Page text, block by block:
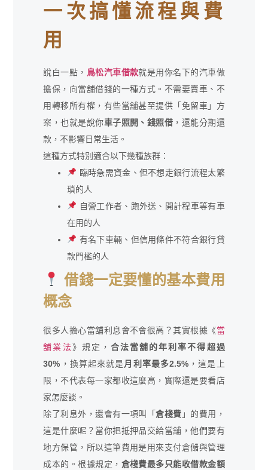
一次搞懂流程與費
用
說白一點， 鳥松汽車借款就是用你名下的汽車做
擔保，向當舖借錢的一種方式。不需要賣車、不
用轉移所有權，有些當舖甚至提供「免留車」方
案，也就是說你車子照開、錢照借 ，還能分期還
款，不影響日常生活。
這種方式特別適合以下幾種族群：
臨時急需資金、但不想走銀行流程太繁
瑣的人
自營工作者、跑外送、開計程車等有車
在用的人
有名下車輛、但信用條件不符合銀行貸
款門檻的人
借錢一定要懂的基本費用
概念
很多人擔心當舖利息會不會很高？其實根據《當
舖業法》規定， 合法當舖的年利率不得超過
30% ，換算起來就是月利率最多2.5% ，這是上
限，不代表每一家都收這麼高，實際還是要看店
家怎麼談。
除了利息外，還會有一項叫「倉棧費 」的費用，
這是什麼呢？當你把抵押品交給當舖，他們要有
地方保管，所以這筆費用是用來支付倉儲與管理
成本的。根據規定， 倉棧費最多只能收借款金額